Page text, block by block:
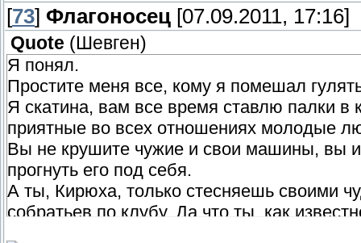
[73] Флагоносец [07.09.2011, 17:16]
Quote ( Шевген)
Я понял.
Простите меня все, кому я помешал
Я скатина, вам все время ставлю палки
приятные во всех отношениях молодые
Вы не крушите чужие и свои машины, вы
прогнуть его под себя.
А ты, Кирюха, только стесняешь своими
собратьев по клубу. Да что ты, как